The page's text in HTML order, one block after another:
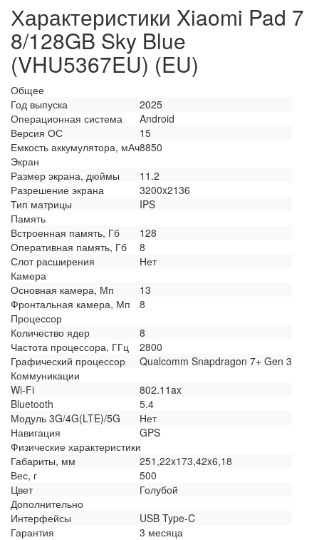
Характеристики Xiaomi Pad 7
8/128GB Sky Blue
(VHU5367EU) (EU)
Общее
Год выпуска
2025
Операционная система
Android
Версия ОС
15
Емкость аккумулятора, мАч8850
Экран
Размер экрана, дюймы
11.2
Разрешение экрана
3200x2136
Тип матрицы
IPS
Память
Встроенная память, Гб
128
Оперативная память, Гб
8
Слот расширения
Нет
Камера
Основная камера, Мп
13
Фронтальная камера, Мп
8
Процессор
Количество ядер
8
Частота процессора, ГГц
2800
Графический процессор
Qualcomm Snapdragon 7+ Gen 3
Коммуникации
Wi-Fi
802.11ax
Bluetooth
5.4
Модуль 3G/4G(LTE)/5G
Нет
Навигация
GPS
Физические характеристики
Габариты, мм
251,22x173,42x6,18
Вес, г
500
Цвет
Голубой
Дополнительно
Интерфейсы
USB Type-C
Гарантия
3 месяца